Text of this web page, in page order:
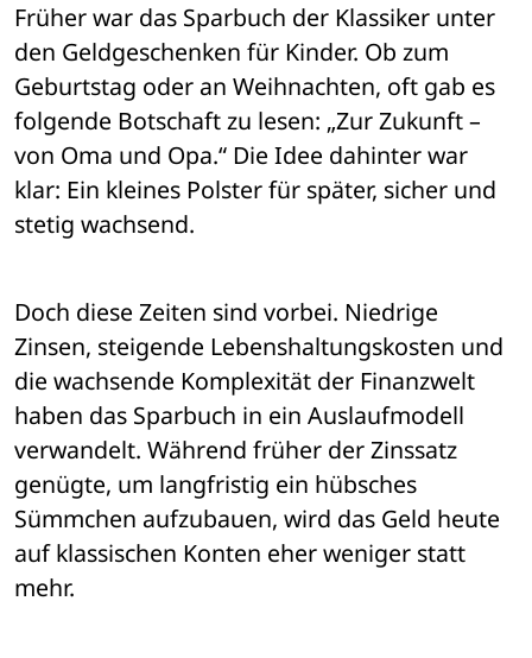
Früher war das Sparbuch der Klassiker unter
den Geldgeschenken für Kinder. Ob zum
Geburtstag oder an Weihnachten, oft gab es
folgende Botschaft zu lesen: „Zur Zukunft –
von Oma und Opa.“ Die Idee dahinter war
klar: Ein kleines Polster für später, sicher und
stetig wachsend.
Doch diese Zeiten sind vorbei. Niedrige
Zinsen, steigende Lebenshaltungskosten und
die wachsende Komplexität der Finanzwelt
haben das Sparbuch in ein Auslaufmodell
verwandelt. Während früher der Zinssatz
genügte, um langfristig ein hübsches
Sümmchen aufzubauen, wird das Geld heute
auf klassischen Konten eher weniger statt
mehr.